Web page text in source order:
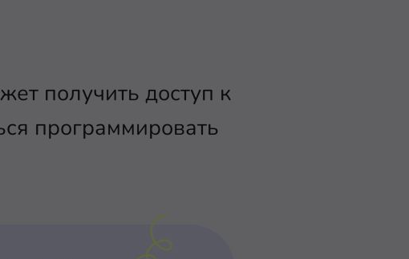
получить доступ к
программировать